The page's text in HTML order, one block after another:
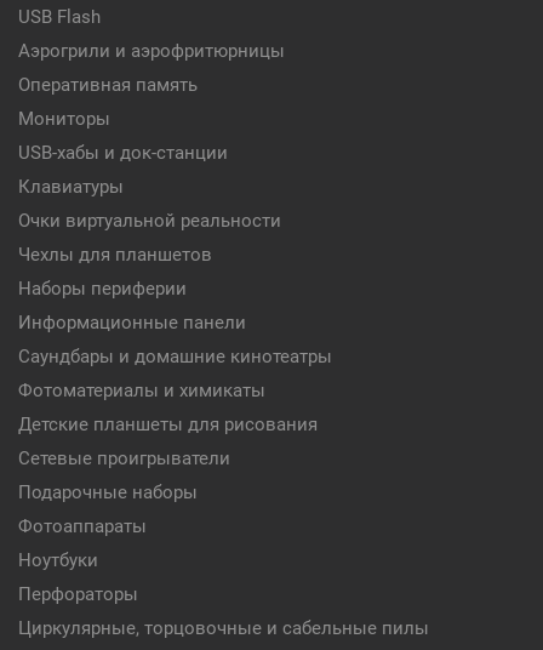
USB Flash
Аэрогрили и аэрофритюрницы
Оперативная память
Мониторы
USB-хабы и док-станции
Клавиатуры
Очки виртуальной реальности
Чехлы для планшетов
Наборы периферии
Информационные панели
Саундбары и домашние кинотеатры
Фотоматериалы и химикаты
Детские планшеты для рисования
Сетевые проигрыватели
Подарочные наборы
Фотоаппараты
Ноутбуки
Перфораторы
Циркулярные, торцовочные и сабельные пилы